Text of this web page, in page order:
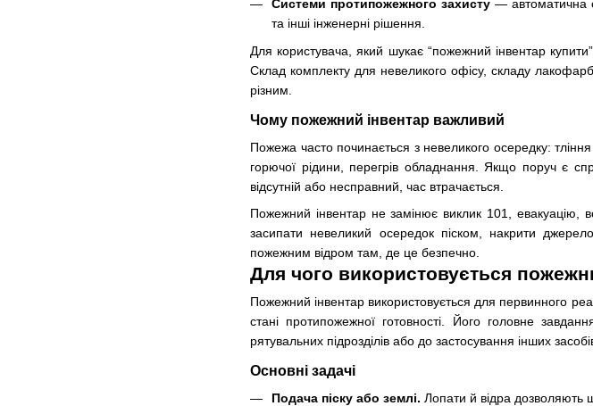
Системи протипожежного захисту — автоматична
та інші інженерні рішення.
Для користувача, який шукає “пожежний інвентар
Склад комплекту для невеликого офісу, складу
різним.
Чому пожежний інвентар важливий
Пожежа часто починається з невеликого осередку:
горючої рідини, перегрів обладнання. Якщо поруч є
відсутній або несправний, час втрачається.
Пожежний інвентар не замінює виклик 101, евакуацію,
засипати невеликий осередок піском, накрити
пожежним відром там, де це безпечно.
Для чого використовується
Пожежний інвентар використовується для первинного
стані протипожежної готовності. Його головне
рятувальних підрозділів або до застосування інших
Основні задачі
Подача піску або землі. Лопати й відра дозволяють